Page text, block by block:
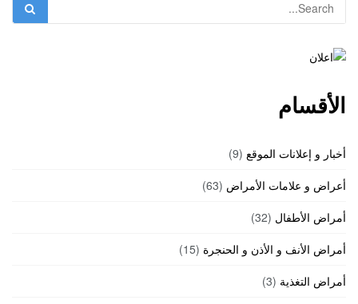
الأقسام
أخبار و إعلانات الموقع (9)
أعراض و علامات الأمراض (63)
أمراض الأطفال (32)
أمراض الأنف و الأذن و الحنجرة (15)
أمراض التغذية (3)